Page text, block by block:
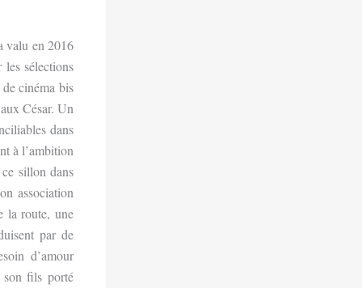
valu en 2016
les sélections
cinéma bis
César. Un
dans
à l’ambition
ce sillon dans
association
la route, une
par de
d’amour
son fils porté